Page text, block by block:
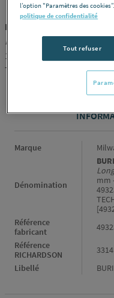
BURIN - Plat SDS MAX
Longueur
1 -
TECHTRONIC INDUSTRIES
Informations générales
Marque
Dénomination
mm
Référence
fabricant
Référence
RICHARDSON
Libellé
l’option "Paramètres des cookies”.
politique de confidentialité
Tout refuser